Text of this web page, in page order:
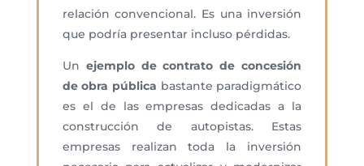
relación convencional. Es una inversión
que podría presentar incluso pérdidas.
Un ejemplo de contrato de concesión
de obra pública bastante paradigmático
es el de las empresas dedicadas a la
construcción de autopistas. Estas
empresas realizan toda la inversión